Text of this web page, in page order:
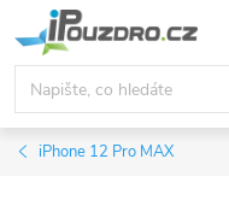
na
obsah
iPhone 12 Pro MAX